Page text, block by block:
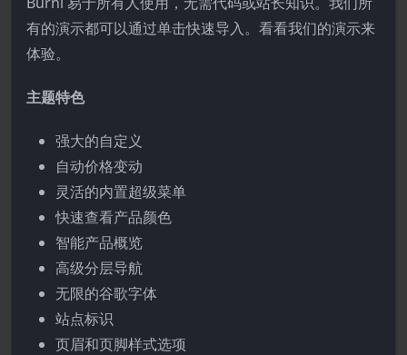
有的演示都可以通过单击快速导入。看看我们的演示来
体验。
主题特色
强大的自定义
自动价格变动
灵活的内置超级菜单
快速查看产品颜色
智能产品概览
高级分层导航
无限的谷歌字体
站点标识
页眉和页脚样式选项